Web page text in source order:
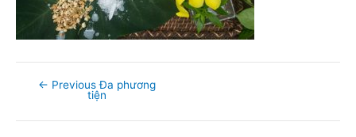
← Previous Đa phương
tiện